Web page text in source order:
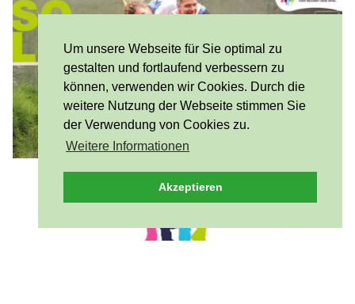
Um unsere Webseite für Sie optimal zu
gestalten und fortlaufend verbessern zu
können, verwenden wir Cookies. Durch die
weitere Nutzung der Webseite stimmen Sie
der Verwendung von Cookies zu.
Weitere Informationen
Akzeptieren